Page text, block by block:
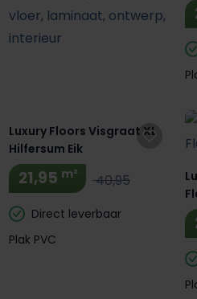
Luxury Floors Visgraat XL
Hilfersum Eik
21,95 m² 40,95
Direct leverbaar
Plak PVC